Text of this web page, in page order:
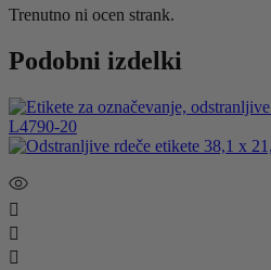
Trenutno ni ocen strank.
Podobni izdelki


